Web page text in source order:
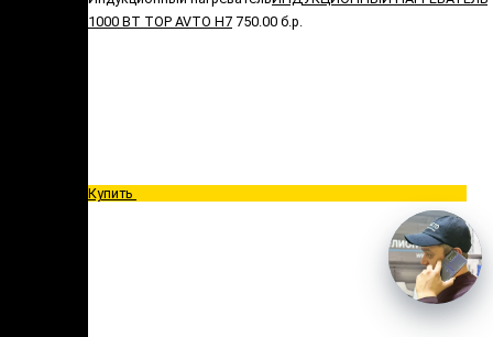
1000 ВТ TOP AVTO H7 750.00 б.р.
Купить